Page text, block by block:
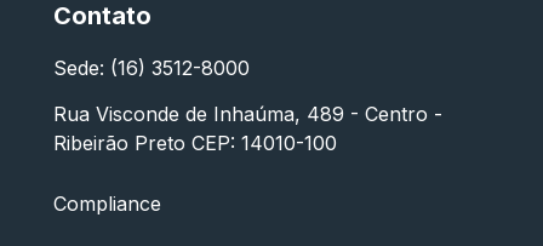
Contato
Sede: (16) 3512-8000
Rua Visconde de Inhaúma, 489 - Centro -
Ribeirão Preto CEP: 14010-100
Compliance